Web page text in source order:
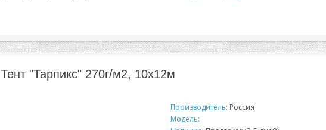
Тент "Тарпикс" 270г/м2, 10х12м
Производитель: Россия
Модель: